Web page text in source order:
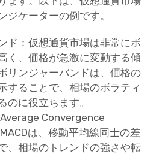
ジケーターの例です。
ド：仮想通貨市場は非常にボ
く、価格が急激に変動する傾
リンジャーバンドは、価格の
することで、相場のボラティ
のに役立ちます。
Convergence
は、移動平均線同士の差
、相場のトレンドの強さや転